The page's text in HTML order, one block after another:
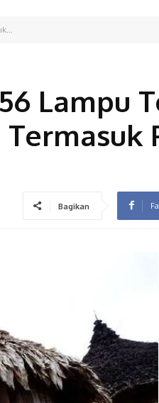
Lampu
Bagikan